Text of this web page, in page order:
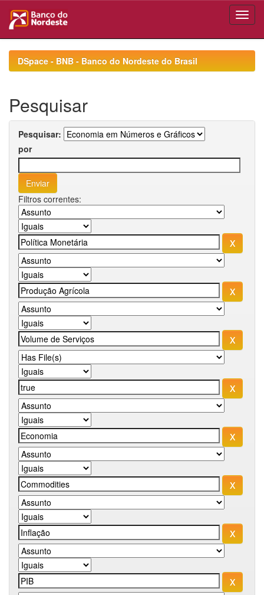
navigationDSpace - BNB - Banco do Nordeste do Brasil
Pesquisar
Pesquisar:
por
Filtros correntes: